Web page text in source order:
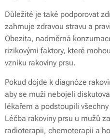
Důležité je také podporovat
zahrnuje zdravou stravu a
Obezita, nadměrná
rizikovými faktory, které
vzniku rakoviny prsu.
Pokud dojde k diagnóze
aby se muži nebojeli
lékařem a podstoupili
Léčba rakoviny prsu u mužů
radioterapii, chemoterapii a